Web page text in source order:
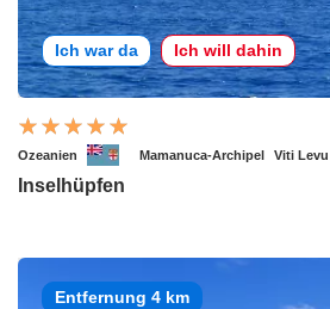
Ich war da Ich will dahin
Ozeanien Mamanuca-Archipel Viti Levu
Inselhüpfen
Entfernung 4 km